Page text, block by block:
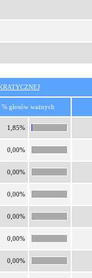
% głosów ważnych
1,85%
0,00%
0,00%
0,00%
0,00%
0,00%
0,00%